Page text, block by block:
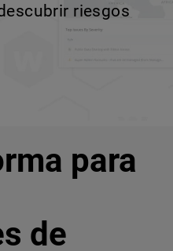
de alta velocidad.
riesgos
pas
para
de